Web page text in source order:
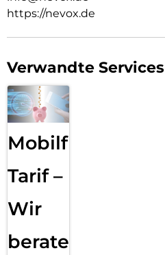
https://nevox.de
Verwandte Services
Mobilfunk
Tarif –
Wir
beraten